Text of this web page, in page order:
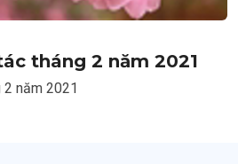
tháng 2 năm 2021
2 năm 2021